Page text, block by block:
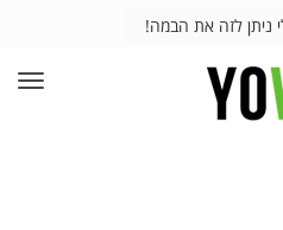
ניתן לזה את הבמה!